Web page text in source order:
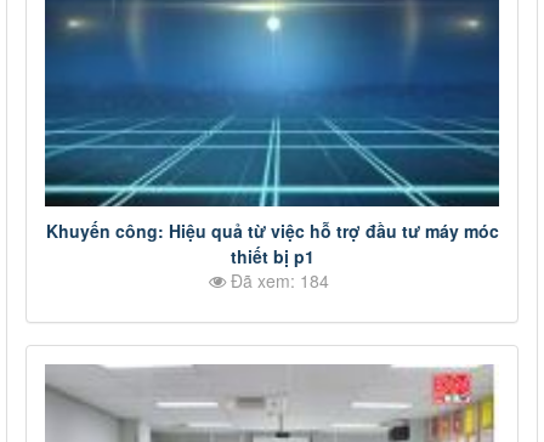
Khuyến công: Hiệu quả từ việc hỗ trợ đầu tư máy móc
thiết bị p1
Đã xem: 184